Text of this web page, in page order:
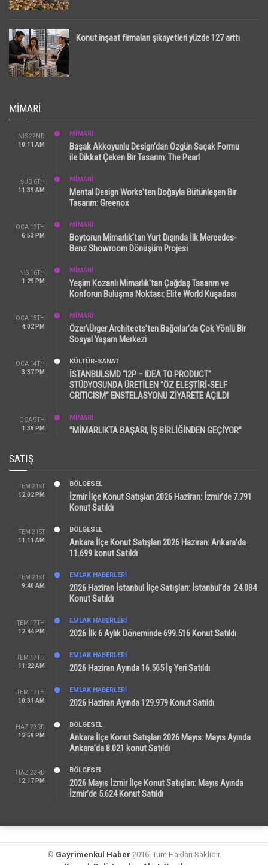
Konut inşaat firmaları şikayetleri yüzde 127 arttı
MIMARI
NIS 22ND
10:11 AM
MİMARİ
Başak Akkoyunlu Design’dan Özgün Saçak Formu
ile Dikkat Çeken Bir Tasarım: The Pearl
ŞUB 6TH
11:39 AM
MİMARİ
Mental Design Works’ten Doğayla Bütünleşen Bir
Tasarım: Greenox
OCA 12TH
6:53 PM
MİMARİ
Boytorun Mimarlık’tan Yurt Dışında İlk Mercedes-
Benz Showroom Dönüşüm Projesi
NIS 16TH
1:29 PM
MİMARİ
Yeşim Kozanlı Mimarlık’tan Çağdaş Tasarım ve
Konforun Buluşma Noktası: Elite World Kuşadası
OCA 15TH
4:02 PM
MİMARİ
Özer\Ürger Architects’ten Bağcılar’da Çok Yönlü Bir
Sosyal Yaşam Merkezi
OCA 14TH
3:37 PM
KÜLTÜR-SANAT
İSTANBULSMD “I2P – IDEA TO PRODUCT”
STÜDYOSUNDA ÜRETİLEN “ÖZ ELEŞTİRİ-SELF
CRITICISM” ENSTELASYONU ZİYARETE AÇILDI
OCA 9TH
1:38 PM
MİMARİ
“MİMARLIKTA BAŞARI, İŞ BİRLİĞİNDEN GEÇİYOR”
SATIŞ
TEM 21ST
12:02 PM
BÖLGESEL
İzmir İlçe Konut Satışları 2026 Haziran: İzmir’de 7.791
Konut Satıldı
TEM 21ST
11:11 AM
BÖLGESEL
Ankara İlçe Konut Satışları 2026 Haziran: Ankara’da
11.699 konut Satıldı
TEM 21ST
9:40 AM
EMLAK HABERLERI
2026 Haziran İstanbul İlçe Satışları: İstanbul’da 24.084
Konut Satıldı
TEM 17TH
12:44 PM
EMLAK HABERLERI
2026 İlk 6 Aylık Döneminde 699.516 Konut Satıldı
TEM 17TH
11:22 AM
EMLAK HABERLERI
2026 Haziran Ayında 16.565 İş Yeri Satıldı
TEM 17TH
10:31 AM
EMLAK HABERLERI
2026 Haziran Ayında 129.979 Konut Satıldı
HAZ 23RD
12:59 PM
BÖLGESEL
Ankara İlçe Konut Satışları 2026 Mayıs: Mayıs Ayında
Ankara’da 8.021 konut Satıldı
HAZ 23RD
12:17 PM
BÖLGESEL
2026 Mayıs İzmir İlçe Konut Satışları: Mayıs Ayında
İzmir’de 5.624 Konut Satıldı
© Gayrimenkul Haber 2016. Tüm Hakları Saklıdır.